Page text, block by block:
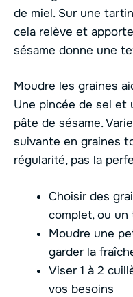
de miel. Sur une
cela relève et
sésame donne une
Moudre les graines
Une pincée de sel
pâte de sésame.
suivante en graines
régularité, pas la
Choisir des
complet, ou un
Moudre une
garder la
Viser 1 à 2
vos besoins